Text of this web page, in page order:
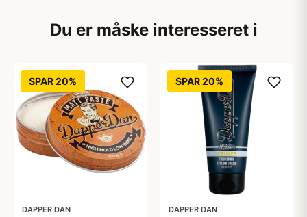
Du er måske interesseret i
SPAR 20%
DAPPER DAN
SPAR 20%
DAPPER DAN